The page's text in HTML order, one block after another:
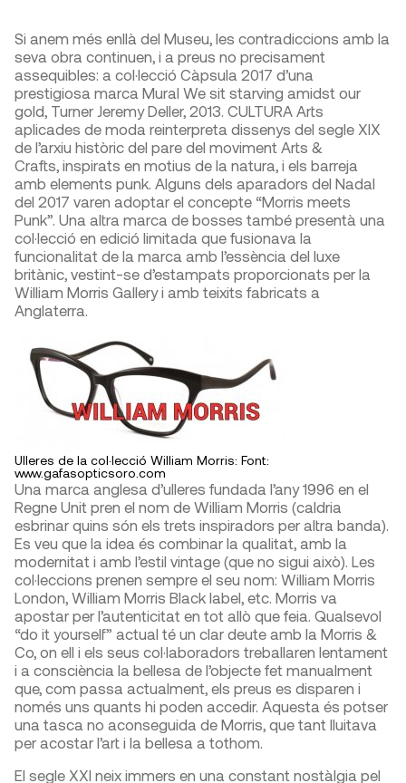
Si anem més enllà del Museu, les contradiccions amb la
seva obra continuen, i a preus no precisament
assequibles: a col·lecció Càpsula 2017 d’una
prestigiosa marca Mural We sit starving amidst our
gold, Turner Jeremy Deller, 2013. CULTURA Arts
aplicades de moda reinterpreta dissenys del segle XIX
de l’arxiu històric del pare del moviment Arts &
Crafts, inspirats en motius de la natura, i els barreja
amb elements punk. Alguns dels aparadors del Nadal
del 2017 varen adoptar el concepte “Morris meets
Punk”. Una altra marca de bosses també presentà una
col·lecció en edició limitada que fusionava la
funcionalitat de la marca amb l’essència del luxe
britànic, vestint-se d’estampats proporcionats per la
William Morris Gallery i amb teixits fabricats a
Anglaterra.
Ulleres de la col·lecció William Morris: Font:
www.gafasopticsoro.com
Una marca anglesa d’ulleres fundada l’any 1996 en el
Regne Unit pren el nom de William Morris (caldria
esbrinar quins són els trets inspiradors per altra banda).
Es veu que la idea és combinar la qualitat, amb la
modernitat i amb l’estil vintage (que no sigui això). Les
col·leccions prenen sempre el seu nom: William Morris
London, William Morris Black label, etc. Morris va
apostar per l’autenticitat en tot allò que feia. Qualsevol
“do it yourself” actual té un clar deute amb la Morris &
Co, on ell i els seus col·laboradors treballaren lentament
i a consciència la bellesa de l’objecte fet manualment
que, com passa actualment, els preus es disparen i
només uns quants hi poden accedir. Aquesta és potser
una tasca no aconseguida de Morris, que tant lluitava
per acostar l’art i la bellesa a tothom.
El segle XXI neix immers en una constant nostàlgia pel